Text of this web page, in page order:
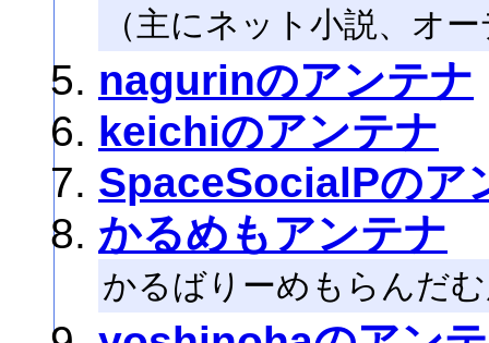
（主にネット小説、オ
nagurinのアンテナ
keichiのアンテナ
SpaceSocialPのア
かるめもアンテナ
かるばりーめもらんだ